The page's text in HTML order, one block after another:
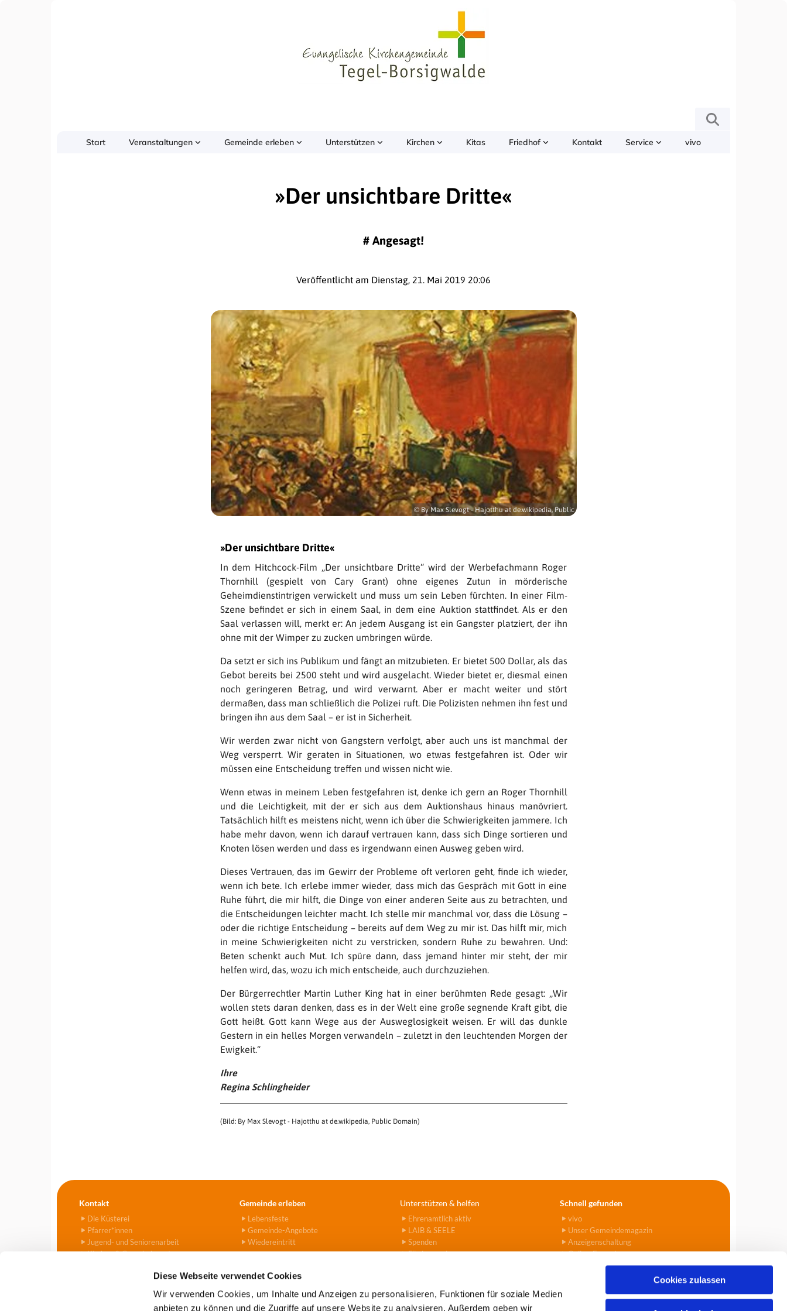
Diese Webseite verwendet Cookies
Wir verwenden Cookies, um Inhalte und Anzeigen zu personalisieren, Funktionen für soziale Medien
anbieten zu können und die Zugriffe auf unsere Website zu analysieren. Außerdem geben wir
Cookies zulassen
Start Veranstaltungen Gemeinde erleben Unterstützen Kirchen Kitas Friedhof Kontakt Service vivo
»Der unsichtbare Dritte«
# Angesagt!
Veröffentlicht am Dienstag, 21. Mai 2019 20:06
© By Max Slevogt - Hajotthu at de.wikipedia, Public
»Der unsichtbare Dritte«
In dem Hitchcock-Film „Der unsichtbare Dritte“ wird der Werbefachmann Roger
Thornhill (gespielt von Cary Grant) ohne eigenes Zutun in mörderische
Geheimdienstintrigen verwickelt und muss um sein Leben fürchten. In einer Film-
Szene befindet er sich in einem Saal, in dem eine Auktion stattfindet. Als er den
Saal verlassen will, merkt er: An jedem Ausgang ist ein Gangster platziert, der ihn
ohne mit der Wimper zu zucken umbringen würde.
Da setzt er sich ins Publikum und fängt an mitzubieten. Er bietet 500 Dollar, als das
Gebot bereits bei 2500 steht und wird ausgelacht. Wieder bietet er, diesmal einen
noch geringeren Betrag, und wird verwarnt. Aber er macht weiter und stört
dermaßen, dass man schließlich die Polizei ruft. Die Polizisten nehmen ihn fest und
bringen ihn aus dem Saal – er ist in Sicherheit.
Wir werden zwar nicht von Gangstern verfolgt, aber auch uns ist manchmal der
Weg versperrt. Wir geraten in Situationen, wo etwas festgefahren ist. Oder wir
müssen eine Entscheidung treffen und wissen nicht wie.
Wenn etwas in meinem Leben festgefahren ist, denke ich gern an Roger Thornhill
und die Leichtigkeit, mit der er sich aus dem Auktionshaus hinaus manövriert.
Tatsächlich hilft es meistens nicht, wenn ich über die Schwierigkeiten jammere. Ich
habe mehr davon, wenn ich darauf vertrauen kann, dass sich Dinge sortieren und
Knoten lösen werden und dass es irgendwann einen Ausweg geben wird.
Dieses Vertrauen, das im Gewirr der Probleme oft verloren geht, finde ich wieder,
wenn ich bete. Ich erlebe immer wieder, dass mich das Gespräch mit Gott in eine
Ruhe führt, die mir hilft, die Dinge von einer anderen Seite aus zu betrachten, und
die Entscheidungen leichter macht. Ich stelle mir manchmal vor, dass die Lösung –
oder die richtige Entscheidung – bereits auf dem Weg zu mir ist. Das hilft mir, mich
in meine Schwierigkeiten nicht zu verstricken, sondern Ruhe zu bewahren. Und:
Beten schenkt auch Mut. Ich spüre dann, dass jemand hinter mir steht, der mir
helfen wird, das, wozu ich mich entscheide, auch durchzuziehen.
Der Bürgerrechtler Martin Luther King hat in einer berühmten Rede gesagt: „Wir
wollen stets daran denken, dass es in der Welt eine große segnende Kraft gibt, die
Gott heißt. Gott kann Wege aus der Ausweglosigkeit weisen. Er will das dunkle
Gestern in ein helles Morgen verwandeln – zuletzt in den leuchtenden Morgen der
Ewigkeit.“
Ihre
Regina Schlingheider
(Bild: By Max Slevogt - Hajotthu at de.wikipedia, Public Domain)
Kontakt
Die Küsterei
Pfarrer*innen
Jugend- und Seniorenarbeit
Kirchen & Gemeindezentren
Gemeinde erleben
Lebensfeste
Gemeinde-Angebote
Wiedereintritt
Unterstützen & helfen
Ehrenamtlich aktiv
LAIB & SEELE
Spenden
Fördervereine
Schnell gefunden
vivo
Unser Gemeindemagazin
Anzeigenschaltung
Online-Formulare